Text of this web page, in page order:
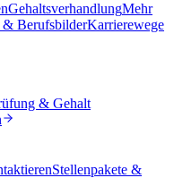
GehaltsverhandlungMehr
& BerufsbilderKarrierewege
& Gehalt
Stellenpakete &